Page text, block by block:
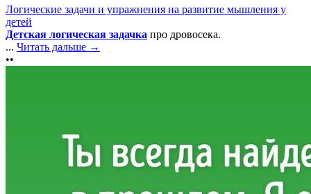
Логические задачи и упражнения на развитие мышления у
детей
Детская логическая задачка про дровосека.
... Читать дальше →
••